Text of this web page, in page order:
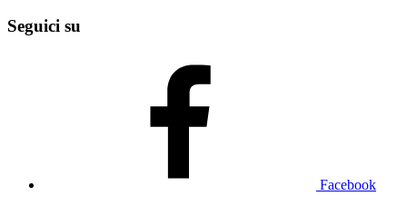
Seguici su
Facebook